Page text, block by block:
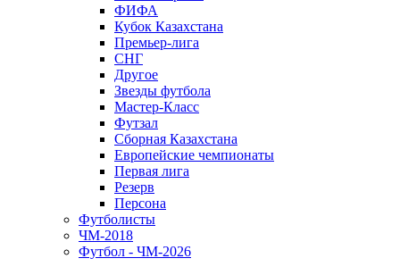
ФИФА
Кубок Казахстана
Премьер-лига
СНГ
Другое
Звезды футбола
Мастер-Класс
Футзал
Сборная Казахстана
Европейские чемпионаты
Первая лига
Резерв
Персона
Футболисты
ЧМ-2018
Футбол - ЧМ-2026